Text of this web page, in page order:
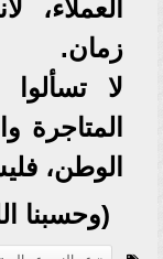
زمان.
لا
المتاجرة
الوطن،
(وحسبنا